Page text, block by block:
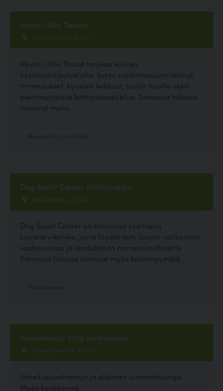
Hyvän Olon Tassut
Varastokatu 4, Raisio
Hyvän Olon Tassut tarjoaa koirien
hyvinvointipalveluita, kuten ruokintasuunnitelmat,
trimmaukset, kynsien leikkuut, turkin huolto sekä
pienimuotoista kotihoitopalvelua. Samassa talossa
toimivat myös...
Dog Sport Center Eläinkauppa
Varastokatu 4, Raisio
Dog Sport Center on Raisiossa sijaitseva
koiratarvikeliike, josta löydät mm. laajan valikoiman
raakaruokaa ja laadukkaita harrastusvälineitä.
Samassa talossa toimivat myös koiramyymälä...
Koirahieroja Satu Teräväinen
Rajaojankatu 9, Turku
Urheilukoirahieroja ja eläinten luontaishoitaja.
Myös kotikäynnit.